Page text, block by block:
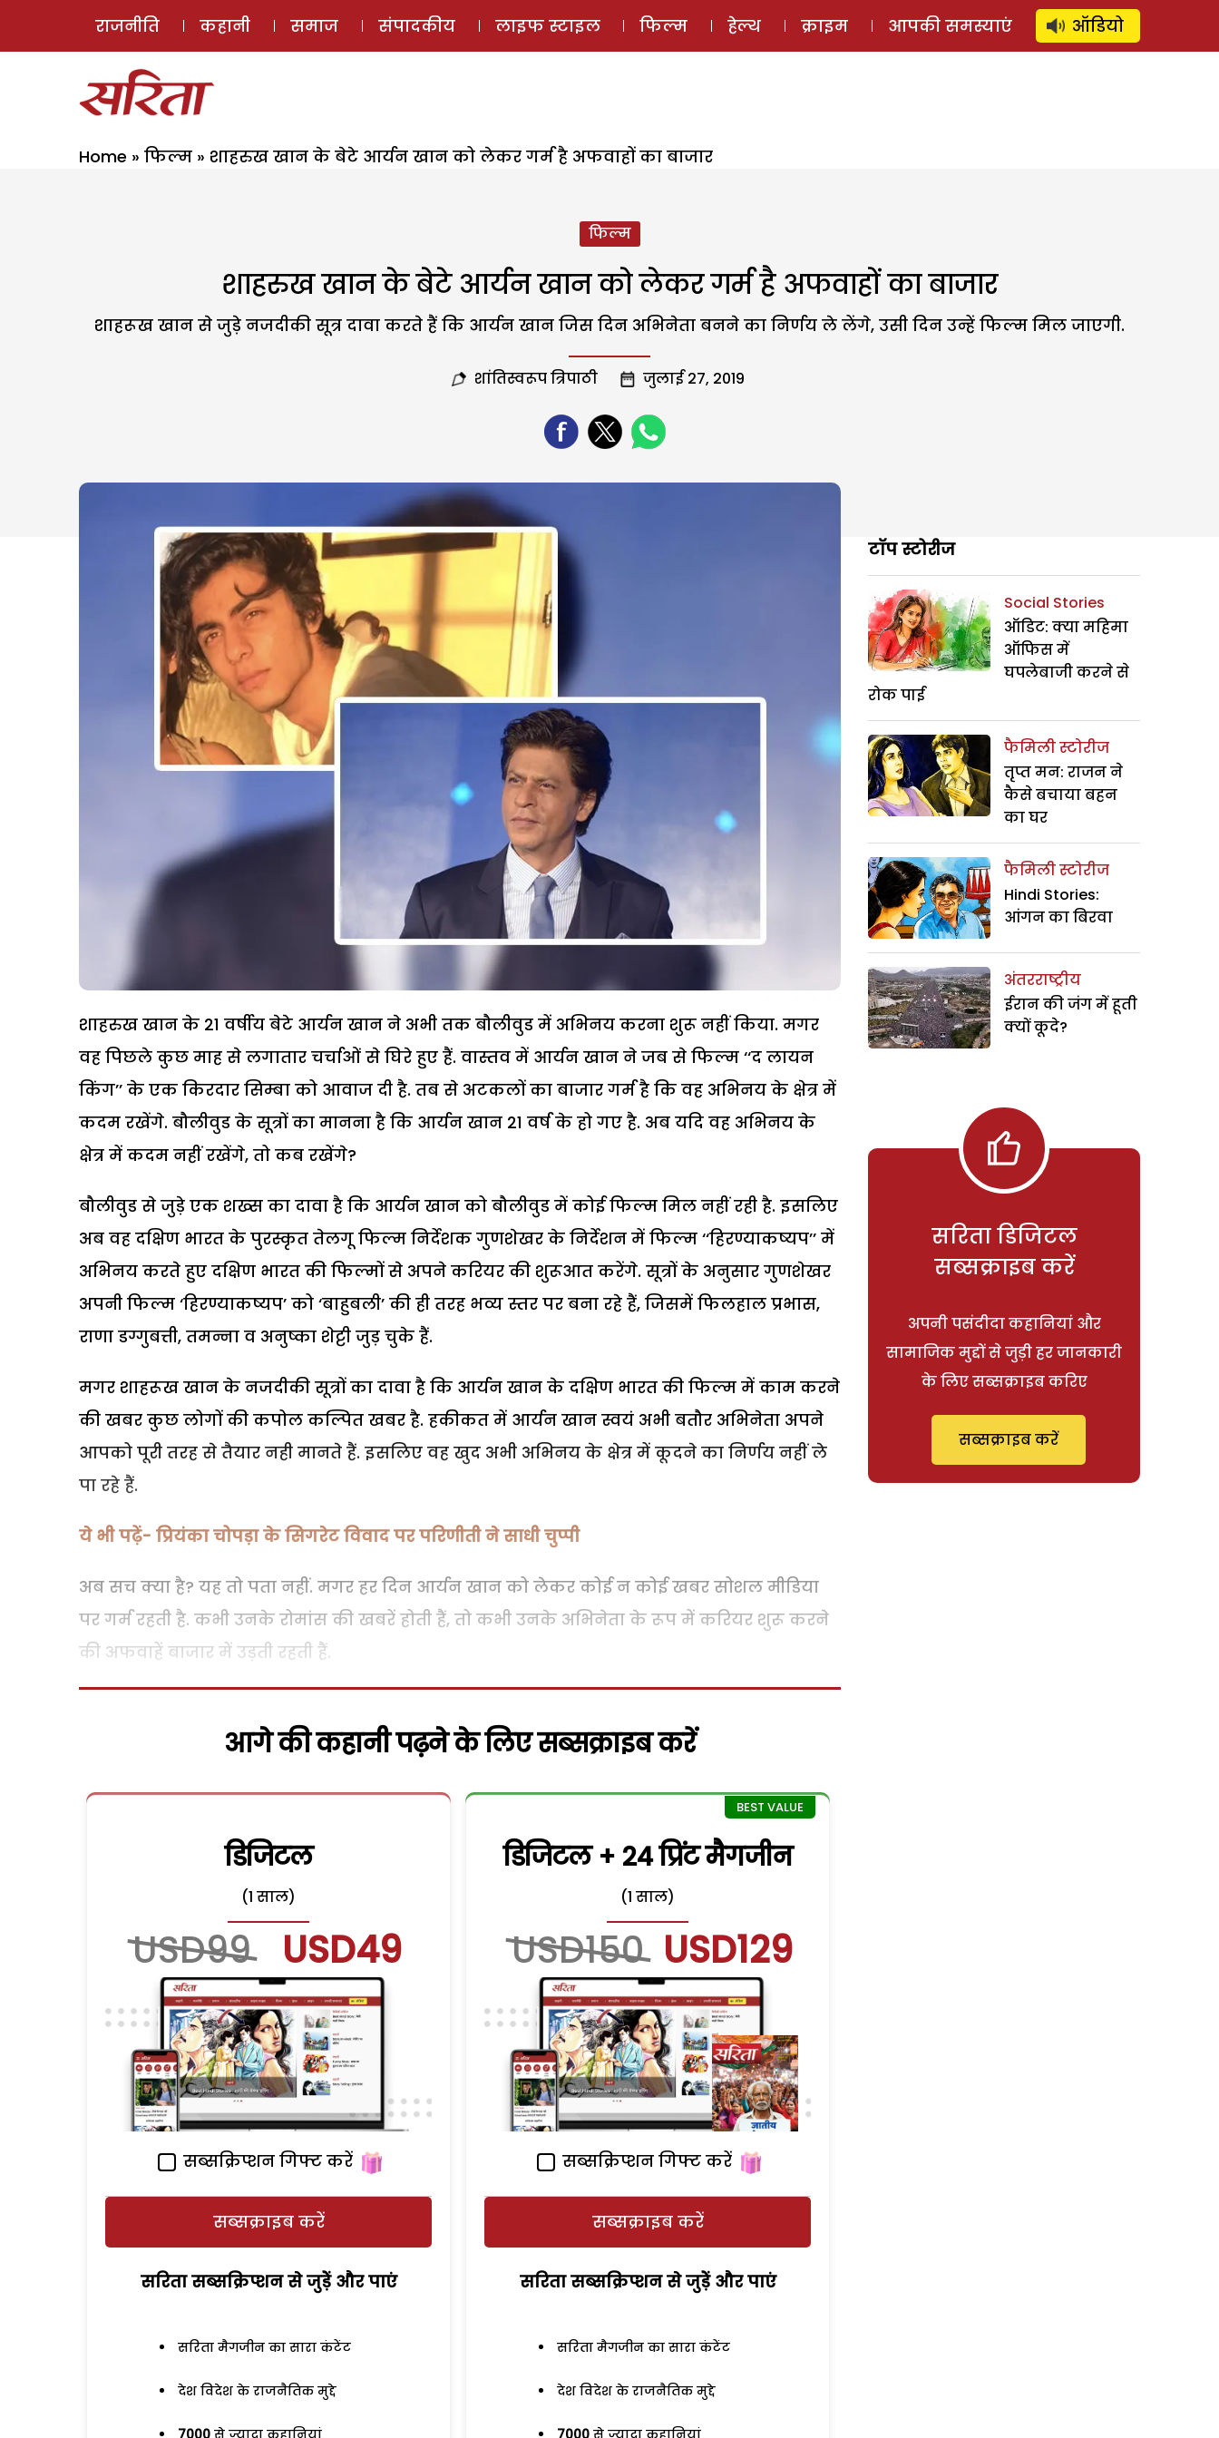
ई-मैगज़ीन ऑडियो स्टोरी लॉग इन ⚲ SUBSCRIBE
राजनीति कहानी समाज संपादकीय लाइफ स्टाइल फिल्म हेल्थ क्राइम आपकी समस्याएं ऑडियो
Home » फिल्म » शाहरुख खान के बेटे आर्यन खान को लेकर गर्म है अफवाहों का बाजार
फिल्म
शाहरुख खान के बेटे आर्यन खान को लेकर गर्म है अफवाहों का बाजार
शाहरूख खान से जुड़े नजदीकी सूत्र दावा करते हैं कि आर्यन खान जिस दिन अभिनेता बनने का निर्णय ले लेंगे, उसी दिन उन्हें फिल्म मिल जाएगी.
शांतिस्वरूप त्रिपाठी जुलाई 27, 2019
शाहरुख खान के 21 वर्षीय बेटे आर्यन खान ने अभी तक बौलीवुड में अभिनय करना शुरू नहीं किया. मगर
वह पिछले कुछ माह से लगातार चर्चाओं से घिरे हुए हैं. वास्तव में आर्यन खान ने जब से फिल्म ‘‘द लायन
किंग’’ के एक किरदार सिम्बा को आवाज दी है. तब से अटकलों का बाजार गर्म है कि वह अभिनय के क्षेत्र में
कदम रखेंगे. बौलीवुड के सूत्रों का मानना है कि आर्यन खान 21 वर्ष के हो गए है. अब यदि वह अभिनय के
क्षेत्र में कदम नहीं रखेंगे, तो कब रखेंगे?
बौलीवुड से जुड़े एक शख्स का दावा है कि आर्यन खान को बौलीवुड में कोई फिल्म मिल नहीं रही है. इसलिए
अब वह दक्षिण भारत के पुरस्कृत तेलगू फिल्म निर्देशक गुणशेखर के निर्देशन में फिल्म ‘‘हिरण्याकष्यप’’ में
अभिनय करते हुए दक्षिण भारत की फिल्मों से अपने करियर की शुरूआत करेंगे. सूत्रों के अनुसार गुणशेखर
अपनी फिल्म ‘हिरण्याकष्यप’ को ‘बाहुबली’ की ही तरह भव्य स्तर पर बना रहे हैं, जिसमें फिलहाल प्रभास,
राणा डग्गुबत्ती, तमन्ना व अनुष्का शेट्टी जुड़ चुके हैं.
मगर शाहरूख खान के नजदीकी सूत्रों का दावा है कि आर्यन खान के दक्षिण भारत की फिल्म में काम करने
की खबर कुछ लोगों की कपोल कल्पित खबर है. हकीकत में आर्यन खान स्वयं अभी बतौर अभिनेता अपने
आपको पूरी तरह से तैयार नही मानते हैं. इसलिए वह खुद अभी अभिनय के क्षेत्र में कूदने का निर्णय नहीं ले
पा रहे हैं.
ये भी पढ़ें- प्रियंका चोपड़ा के सिगरेट विवाद पर परिणीती ने साधी चुप्पी
अब सच क्या है? यह तो पता नहीं. मगर हर दिन आर्यन खान को लेकर कोई न कोई खबर सोशल मीडिया
पर गर्म रहती है. कभी उनके रोमांस की खबरें होती हैं, तो कभी उनके अभिनेता के रूप में करियर शुरू करने
की अफवाहें बाजार में उड़ती रहती हैं.
आगे की कहानी पढ़ने के लिए सब्सक्राइब करें
डिजिटल
(1 साल)
USD99 USD49
सब्सक्रिप्शन गिफ्ट करें
सब्सक्राइब करें
सरिता सब्सक्रिप्शन से जुड़ेें और पाएं
सरिता मैगजीन का सारा कंटेंट
देश विदेश के राजनैतिक मुद्दे
डिजिटल + 24 प्रिंट मैगजीन
(1 साल)
USD150 USD129
सब्सक्रिप्शन गिफ्ट करें
सब्सक्राइब करें
सरिता सब्सक्रिप्शन से जुड़ेें और पाएं
सरिता मैगजीन का सारा कंटेंट
देश विदेश के राजनैतिक मुद्दे
टॉप स्टोरीज
Social Stories
ऑडिट: क्या महिमा
ऑफिस में
घपलेबाजी करने से
रोक पाई
फैमिली स्टोरीज
तृप्त मन: राजन ने
कैसे बचाया बहन
का घर
फैमिली स्टोरीज
Hindi Stories:
आंगन का बिरवा
अंतरराष्ट्रीय
ईरान की जंग में हूती
क्यों कूदे?
सरिता डिजिटल
सब्सक्राइब करें
अपनी पसंदीदा कहानियां और
सामाजिक मुद्दों से जुड़ी हर जानकारी
के लिए सब्सक्राइब करिए
सब्सक्राइब करें